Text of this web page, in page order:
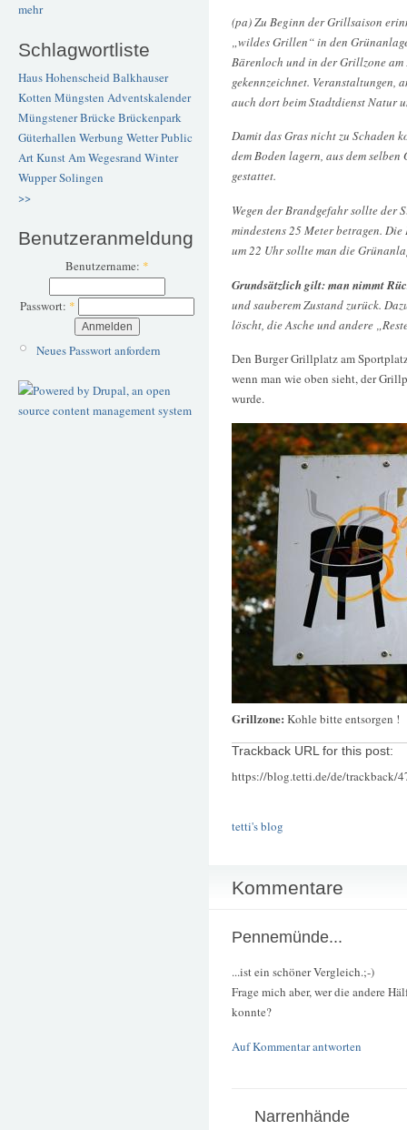
mehr
Schlagwortliste
Haus Hohenscheid Balkhauser
Kotten Müngsten Adventskalender
Müngstener BrückeBrückenpark
Güterhallen Werbung WetterPublic
ArtKunstAm Wegesrand Winter
WupperSolingen
>>
Benutzeranmeldung
Benutzername: *
Passwort: *
Neues Passwort anfordern
(pa) Zu Beginn der Grillsaison
„wildes Grillen“ in den
Bärenloch und in der Grillzone am
gekennzeichnet. Veranstaltungen,
auch dort beim Stadtdienst Natur
Damit das Gras nicht zu Schaden
dem Boden lagern, aus dem
gestattet.
Wegen der Brandgefahr sollte der
mindestens 25 Meter betragen.
um 22 Uhr sollte man die
Grundsätzlich gilt: man nimmt
und sauberem Zustand zurück.
löscht, die Asche und andere
Den Burger Grillplatz am
wenn man wie oben sieht, der
wurde.
Grillzone: Kohle bitte entsorgen !
Trackback URL for this post:
https://blog.tetti.de/de/trackback/
tetti's blog
Kommentare
Pennemünde...
...ist ein schöner Vergleich.;-)
Frage mich aber, wer die andere
konnte?
Auf Kommentar antworten
Narrenhände